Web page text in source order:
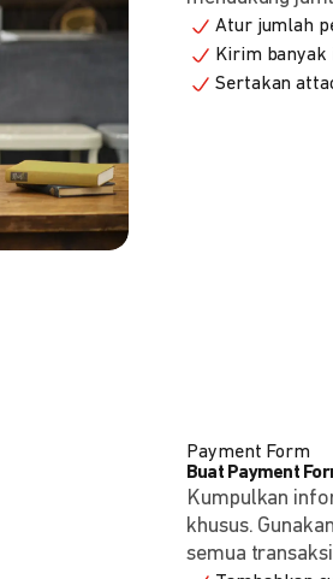
Atur jumlah
Kirim banyak
Sertakan
Payment Form
Buat Payment
Kumpulkan
khusus.
semua